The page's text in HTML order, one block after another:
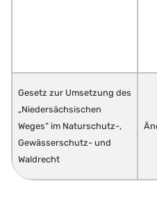
Gesetz zur Umsetzung des
„Niedersächsischen
Weges“ im Naturschutz-,
Gewässerschutz- und
Waldrecht